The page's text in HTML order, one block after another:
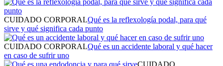
CUIDADO CORPORALQué es la reflexología podal, para qué
sirve y qué significa cada punto
CUIDADO CORPORALQué es un accidente laboral y qué hacer
en caso de sufrir uno
CUIDADO